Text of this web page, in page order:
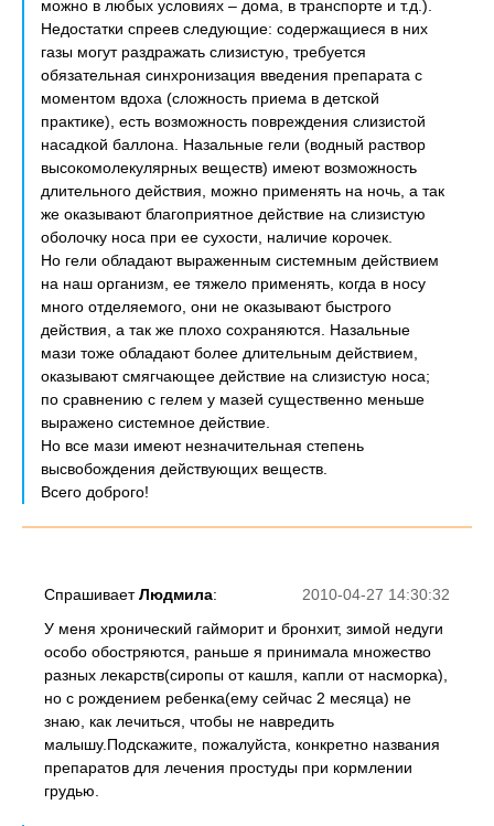
можно в любых условиях – дома, в транспорте и т.д.).
Недостатки спреев следующие: содержащиеся в них
газы могут раздражать слизистую, требуется
обязательная синхронизация введения препарата с
моментом вдоха (сложность приема в детской
практике), есть возможность повреждения слизистой
насадкой баллона. Назальные гели (водный раствор
высокомолекулярных веществ) имеют возможность
длительного действия, можно применять на ночь, а так
же оказывают благоприятное действие на слизистую
оболочку носа при ее сухости, наличие корочек.
Но гели обладают выраженным системным действием
на наш организм, ее тяжело применять, когда в носу
много отделяемого, они не оказывают быстрого
действия, а так же плохо сохраняются. Назальные
мази тоже обладают более длительным действием,
оказывают смягчающее действие на слизистую носа;
по сравнению с гелем у мазей существенно меньше
выражено системное действие.
Но все мази имеют незначительная степень
высвобождения действующих веществ.
Всего доброго!
2010-04-27 14:30:32
СпрашиваетЛюдмила:
У меня хронический гайморит и бронхит, зимой недуги
особо обостряются, раньше я принимала множество
разных лекарств(сиропы от кашля, капли от насморка),
но с рождением ребенка(ему сейчас 2 месяца) не
знаю, как лечиться, чтобы не навредить
малышу.Подскажите, пожалуйста, конкретно названия
препаратов для лечения простуды при кормлении
грудью.